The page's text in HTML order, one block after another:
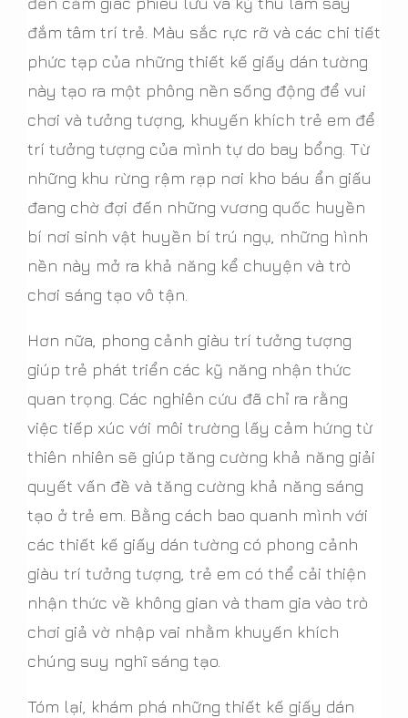
đắm tâm trí trẻ. Màu sắc rực rỡ và các chi tiết
phức tạp của những thiết kế giấy dán tường
này tạo ra một phông nền sống động để vui
chơi và tưởng tượng, khuyến khích trẻ em để
trí tưởng tượng của mình tự do bay bổng. Từ
những khu rừng rậm rạp nơi kho báu ẩn giấu
đang chờ đợi đến những vương quốc huyền
bí nơi sinh vật huyền bí trú ngụ, những hình
nền này mở ra khả năng kể chuyện và trò
chơi sáng tạo vô tận.
Hơn nữa, phong cảnh giàu trí tưởng tượng
giúp trẻ phát triển các kỹ năng nhận thức
quan trọng. Các nghiên cứu đã chỉ ra rằng
việc tiếp xúc với môi trường lấy cảm hứng từ
thiên nhiên sẽ giúp tăng cường khả năng giải
quyết vấn đề và tăng cường khả năng sáng
tạo ở trẻ em. Bằng cách bao quanh mình với
các thiết kế giấy dán tường có phong cảnh
giàu trí tưởng tượng, trẻ em có thể cải thiện
nhận thức về không gian và tham gia vào trò
chơi giả vờ nhập vai nhằm khuyến khích
chúng suy nghĩ sáng tạo.
Tóm lại, khám phá những thiết kế giấy dán